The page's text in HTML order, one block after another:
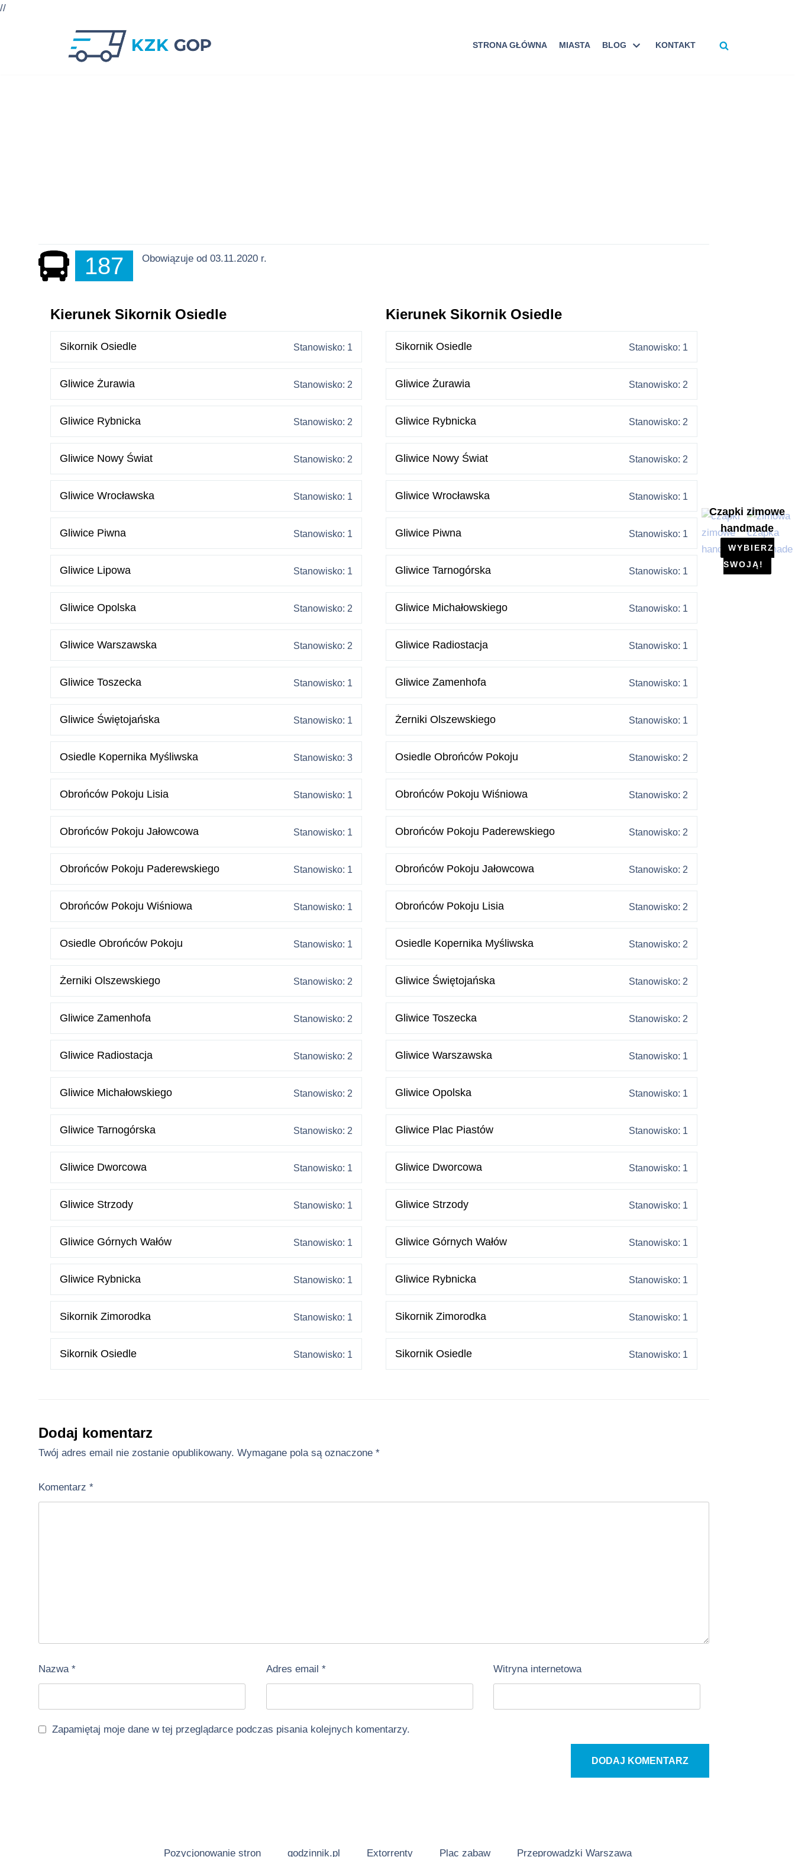
//
STRONA GŁÓWNA MIASTA BLOG KONTAKT
187 Obowiązuje od 03.11.2020 r.
Kierunek Sikornik Osiedle
Sikornik Osiedle Stanowisko: 1
Gliwice Żurawia Stanowisko: 2
Gliwice Rybnicka Stanowisko: 2
Gliwice Nowy Świat Stanowisko: 2
Gliwice Wrocławska Stanowisko: 1
Gliwice Piwna Stanowisko: 1
Gliwice Lipowa Stanowisko: 1
Gliwice Opolska Stanowisko: 2
Gliwice Warszawska Stanowisko: 2
Gliwice Toszecka Stanowisko: 1
Gliwice Świętojańska Stanowisko: 1
Osiedle Kopernika Myśliwska Stanowisko: 3
Obrońców Pokoju Lisia Stanowisko: 1
Obrońców Pokoju Jałowcowa Stanowisko: 1
Obrońców Pokoju Paderewskiego Stanowisko: 1
Obrońców Pokoju Wiśniowa Stanowisko: 1
Osiedle Obrońców Pokoju Stanowisko: 1
Żerniki Olszewskiego Stanowisko: 2
Gliwice Zamenhofa Stanowisko: 2
Gliwice Radiostacja Stanowisko: 2
Gliwice Michałowskiego Stanowisko: 2
Gliwice Tarnogórska Stanowisko: 2
Gliwice Dworcowa Stanowisko: 1
Gliwice Strzody Stanowisko: 1
Gliwice Górnych Wałów Stanowisko: 1
Gliwice Rybnicka Stanowisko: 1
Sikornik Zimorodka Stanowisko: 1
Sikornik Osiedle Stanowisko: 1
Kierunek Sikornik Osiedle
Sikornik Osiedle Stanowisko: 1
Gliwice Żurawia Stanowisko: 2
Gliwice Rybnicka Stanowisko: 2
Gliwice Nowy Świat Stanowisko: 2
Gliwice Wrocławska Stanowisko: 1
Gliwice Piwna Stanowisko: 1
Gliwice Tarnogórska Stanowisko: 1
Gliwice Michałowskiego Stanowisko: 1
Gliwice Radiostacja Stanowisko: 1
Gliwice Zamenhofa Stanowisko: 1
Żerniki Olszewskiego Stanowisko: 1
Osiedle Obrońców Pokoju Stanowisko: 2
Obrońców Pokoju Wiśniowa Stanowisko: 2
Obrońców Pokoju Paderewskiego Stanowisko: 2
Obrońców Pokoju Jałowcowa Stanowisko: 2
Obrońców Pokoju Lisia Stanowisko: 2
Osiedle Kopernika Myśliwska Stanowisko: 2
Gliwice Świętojańska Stanowisko: 2
Gliwice Toszecka Stanowisko: 2
Gliwice Warszawska Stanowisko: 1
Gliwice Opolska Stanowisko: 1
Gliwice Plac Piastów Stanowisko: 1
Gliwice Dworcowa Stanowisko: 1
Gliwice Strzody Stanowisko: 1
Gliwice Górnych Wałów Stanowisko: 1
Gliwice Rybnicka Stanowisko: 1
Sikornik Zimorodka Stanowisko: 1
Sikornik Osiedle Stanowisko: 1
Dodaj komentarz
Twój adres email nie zostanie opublikowany. Wymagane pola są oznaczone *
Komentarz *
Nazwa * Adres email * Witryna internetowa
Zapamiętaj moje dane w tej przeglądarce podczas pisania kolejnych komentarzy.
Czapki zimowe
handmade
WYBIERZ
SWOJĄ!
Pozycjonowanie stron godzinnik.pl Extorrenty Plac zabaw Przeprowadzki Warszawa